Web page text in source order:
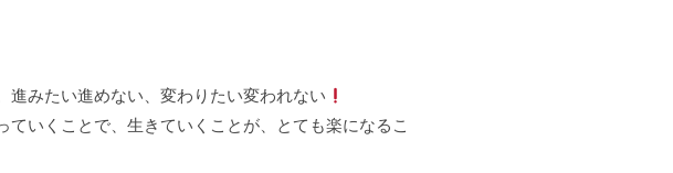
進みたい進めない、変わりたい変われない
ていくことで、生きていくことが、とても楽になるこ